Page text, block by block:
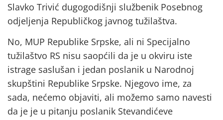
Slavko Trivić dugogodišnji službenik Posebnog
odjeljenja Republičkog javnog tužilaštva.
No, MUP Republike Srpske, ali ni Specijalno
tužilaštvo RS nisu saopćili da je u okviru iste
istrage saslušan i jedan poslanik u Narodnoj
skupštini Republike Srpske. Njegovo ime, za
sada, nećemo objaviti, ali možemo samo navesti
da je je u pitanju poslanik Stevandićeve